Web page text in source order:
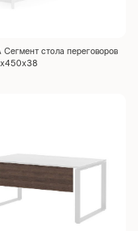
Сегмент стола переговоров